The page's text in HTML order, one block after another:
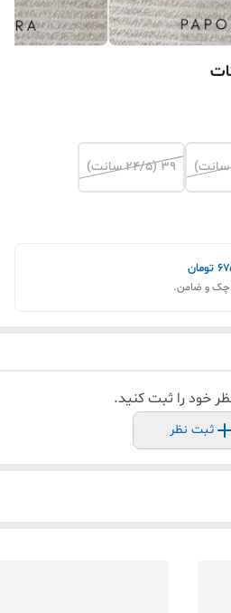
۳۹ (۲۴/۵ سانت)
تومان
خود را ثبت کنید.
ثبت نظر